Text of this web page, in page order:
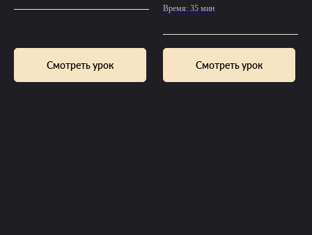
Смотреть урок
Время: 35 мин
Смотреть урок